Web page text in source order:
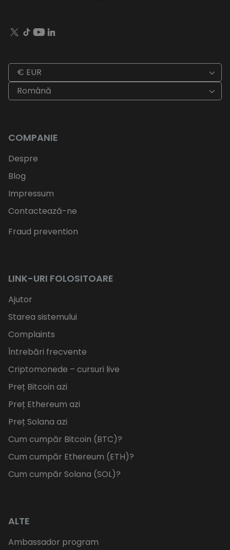
€ EUR
Română
COMPANIE
Despre
Blog
Impressum
Contactează-ne
Fraud prevention
LINK-URI FOLOSITOARE
Ajutor
Starea sistemului
Complaints
Întrebări frecvente
Criptomonede – cursuri live
Preț Bitcoin azi
Preț Ethereum azi
Preț Solana azi
Cum cumpăr Bitcoin (BTC)?
Cum cumpăr Ethereum (ETH)?
Cum cumpăr Solana (SOL)?
ALTE
Ambassador program